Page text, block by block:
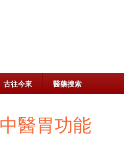
古往今來 醫藥搜索
中醫胃功能